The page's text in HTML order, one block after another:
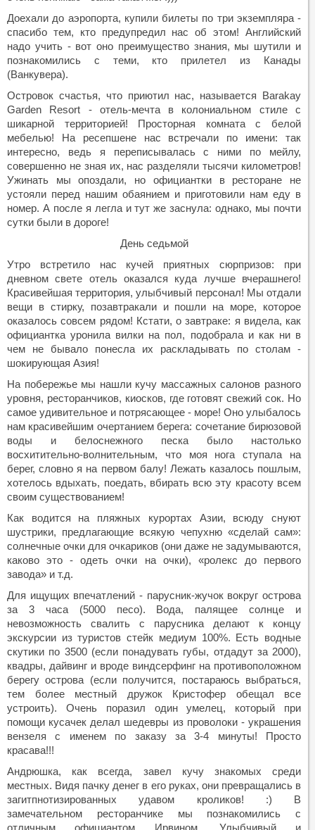
Доехали до аэропорта, купили билеты по три экземпляра -
спасибо тем, кто предупредил нас об этом! Английский
надо учить - вот оно преимущество знания, мы шутили и
познакомились с теми, кто прилетел из Канады
(Ванкувера).
Островок счастья, что приютил нас, называется Barakay
Garden Resort - отель-мечта в колониальном стиле с
шикарной территорией! Просторная комната с белой
мебелью! На ресепшене нас встречали по имени: так
интересно, ведь я переписывалась с ними по мейлу,
совершенно не зная их, нас разделяли тысячи километров!
Ужинать мы опоздали, но официантки в ресторане не
устояли перед нашим обаянием и приготовили нам еду в
номер. А после я легла и тут же заснула: однако, мы почти
сутки были в дороге!
День седьмой
Утро встретило нас кучей приятных сюрпризов: при
дневном свете отель оказался куда лучше вчерашнего!
Красивейшая территория, улыбчивый персонал! Мы отдали
вещи в стирку, позавтракали и пошли на море, которое
оказалось совсем рядом! Кстати, о завтраке: я видела, как
официантка уронила вилки на пол, подобрала и как ни в
чем не бывало понесла их раскладывать по столам -
шокирующая Азия!
На побережье мы нашли кучу массажных салонов разного
уровня, ресторанчиков, киосков, где готовят свежий сок. Но
самое удивительное и потрясающее - море! Оно улыбалось
нам красивейшим очертанием берега: сочетание бирюзовой
воды и белоснежного песка было настолько
восхитительно-волнительным, что моя нога ступала на
берег, словно я на первом балу! Лежать казалось пошлым,
хотелось вдыхать, поедать, вбирать всю эту красоту всем
своим существованием!
Как водится на пляжных курортах Азии, всюду снуют
шустрики, предлагающие всякую чепухню «сделай сам»:
солнечные очки для очкариков (они даже не задумываются,
каково это - одеть очки на очки), «ролекс до первого
завода» и т.д.
Для ищущих впечатлений - парусник-жучок вокруг острова
за 3 часа (5000 песо). Вода, палящее солнце и
невозможность свалить с парусника делают к концу
экскурсии из туристов стейк медиум 100%. Есть водные
скутики по 3500 (если понадувать губы, отдадут за 2000),
квадры, дайвинг и вроде виндсерфинг на противоположном
берегу острова (если получится, постараюсь выбраться,
тем более местный дружок Кристофер обещал все
устроить). Очень поразил один умелец, который при
помощи кусачек делал шедевры из проволоки - украшения
вензеля с именем по заказу за 3-4 минуты! Просто
красава!!!
Андрюшка, как всегда, завел кучу знакомых среди
местных. Видя пачку денег в его руках, они превращались в
загитпнотизированных удавом кроликов! :) В
замечательном ресторанчике мы познакомились с
отличным официантом Ирвином. Улыбчивый и